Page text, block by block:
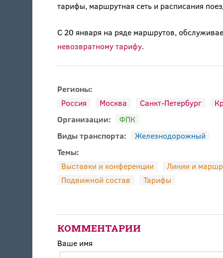
тарифы, маршрутная сеть и расписания
С 20 января на ряде маршрутов,
невозвратному тарифу.
Регионы:
Россия
Москва Санкт-Петербург
Организации:
ФПК
Виды транспорта:
Железнодорожный
Темы:
Выставки и конференции
Линии и
Подвижной состав
Тарифы
КОММЕНТАРИИ
Ваше имя